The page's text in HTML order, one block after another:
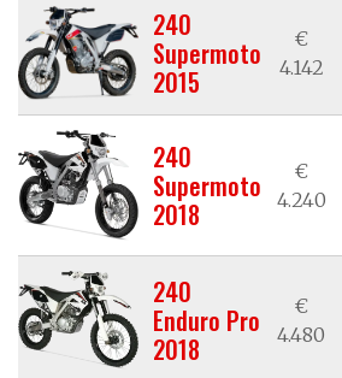
240
Supermoto
2015
€
4.142
240
Supermoto
2018
€
4.240
240
Enduro Pro
2018
€
4.480